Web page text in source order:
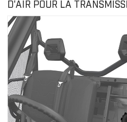
D'AIR POUR LA